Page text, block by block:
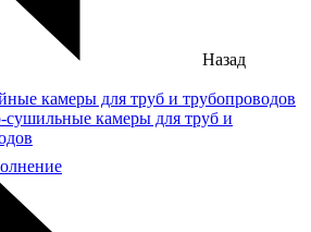
Назад
камеры для труб и трубопроводов
сушильные камеры для труб и